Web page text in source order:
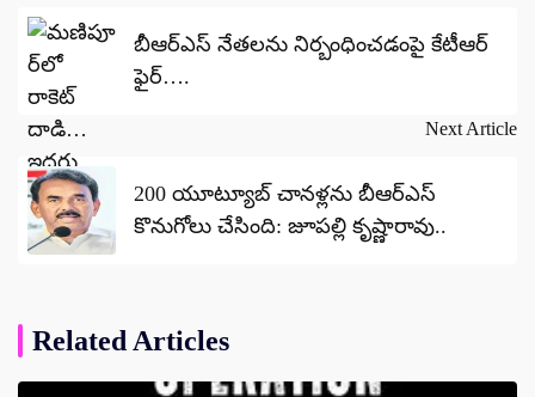
navigation
బీఆర్ఎస్ నేతలను నిర్బంధించడంపై కేటీఆర్
ఫైర్….
Next Article
200 యూట్యూబ్ చానళ్లను బీఆర్ఎస్
కొనుగోలు చేసింది: జూపల్లి కృష్ణారావు..
Related Articles